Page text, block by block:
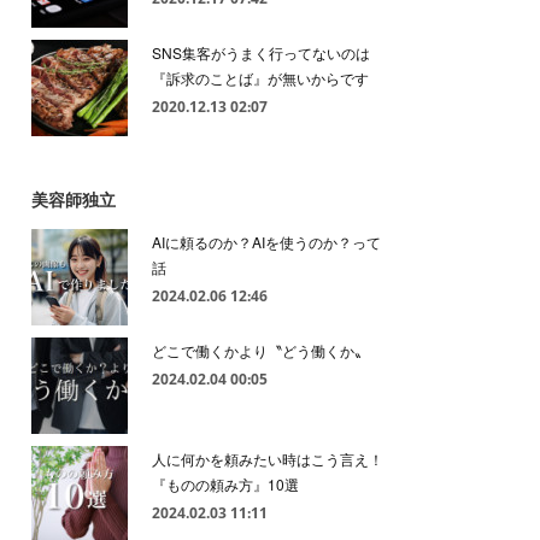
SNS集客がうまく行ってないのは
『訴求のことば』が無いからです
2020.12.13 02:07
美容師独立
AIに頼るのか？AIを使うのか？って
話
2024.02.06 12:46
どこで働くかより〝どう働くか〟
2024.02.04 00:05
人に何かを頼みたい時はこう言え！
『ものの頼み方』10選
2024.02.03 11:11